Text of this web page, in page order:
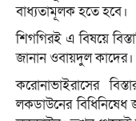
বাধ্যতামূলক হতে হবে।
শিগগিরই এ বিষয়ে
জানান ওবায়দুল কাদের।
করোনাভাইরাসের
লকডাউনের